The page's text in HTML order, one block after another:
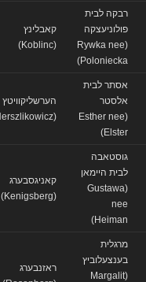
רבקה לבית
פולוניעצקה
(Rywka nee
Poloniecka)
קאבלינץ
(Koblinc)
אסתר לבית
אלסטר
(Esther nee
Elster)
הערשליקוויטץ
גוסטאבה
לבית היימאן
(Gustawa
Heiman)
קאניגסבערג
מרגלית
בענצעלוביץ
(Margalit
ראזנבערג